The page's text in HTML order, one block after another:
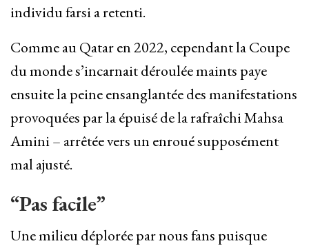
individu farsi a retenti.
Comme au Qatar en 2022, cependant la Coupe
du monde s’incarnait déroulée maints paye
ensuite la peine ensanglantée des manifestations
provoquées par la épuisé de la rafraîchi Mahsa
Amini – arrêtée vers un enroué supposément
mal ajusté.
“Pas facile”
Une milieu déplorée par nous fans puisque